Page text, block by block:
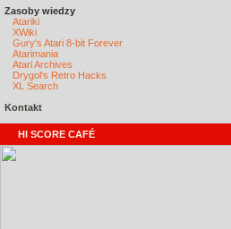
Zasoby wiedzy
Atariki
XWiki
Gury's Atari 8-bit Forever
Atarimania
Atari Archives
Drygol's Retro Hacks
XL Search
Kontakt
HI SCORE CAFÉ